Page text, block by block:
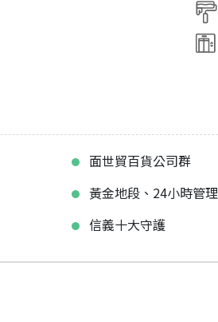
面世貿百貨公司群
黃金地段、24小時管理
信義十大守護